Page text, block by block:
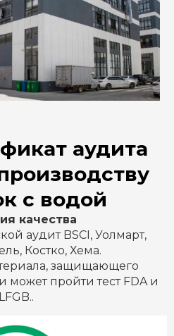
аудита
с водой
качества
аудит BSCI, Уолмарт,
Костко, Хема.
защищающего
пройти тест FDA и
LFGB..